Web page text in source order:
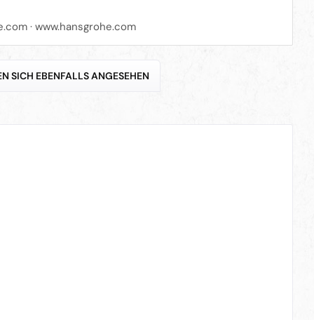
· www.hansgrohe.com
SICH EBENFALLS ANGESEHEN